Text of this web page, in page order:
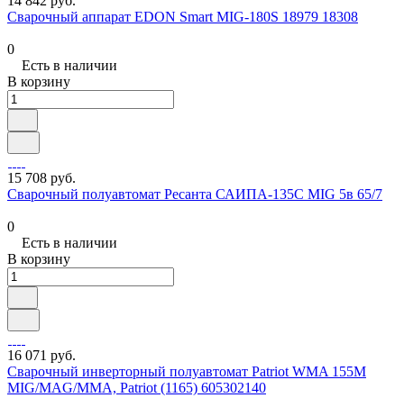
Сварочный аппарат EDON Smart MIG-180S 18979 18308
0
Есть в наличии
В корзину
15 708 руб.
Сварочный полуавтомат Ресанта САИПА-135С MIG 5в 65/7
0
Есть в наличии
В корзину
16 071 руб.
Сварочный инверторный полуавтомат Patriot WMA 155M
MIG/MAG/MMA, Patriot (1165) 605302140